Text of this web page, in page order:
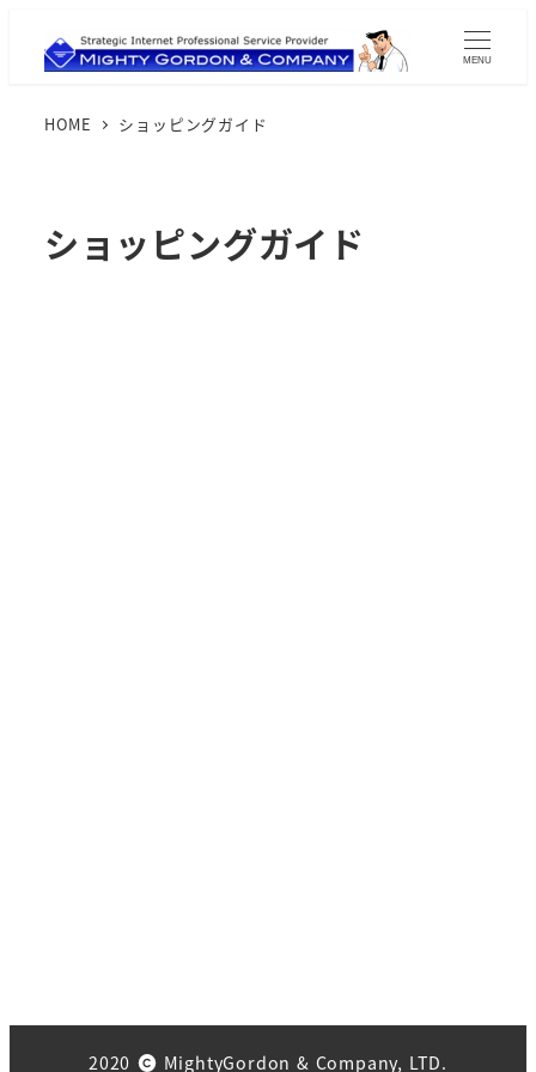
MENU
HOME ショッピングガイド
ショッピングガイド
2020 MightyGordon & Company, LTD.